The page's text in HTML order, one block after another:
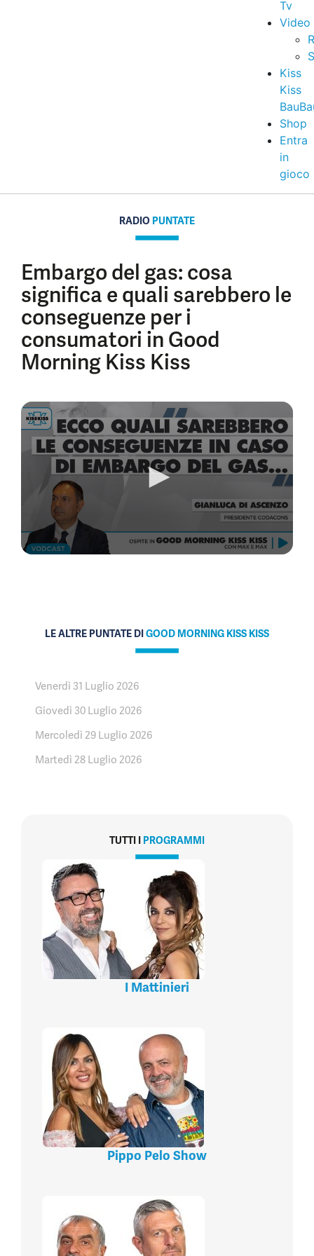
Tv
Video
Kiss
Kiss
Shop
Entra
in
gioco
RADIO PUNTATE
Embargo del gas: cosa
significa e quali sarebbero le
conseguenze per i
consumatori in Good
Morning Kiss Kiss
LE ALTRE PUNTATE DIGOOD MORNING KISS KISS
Venerdì 31 Luglio 2026
Giovedì 30 Luglio 2026
Mercoledì 29 Luglio 2026
Martedì 28 Luglio 2026
TUTTI I PROGRAMMI
I Mattinieri
Pippo Pelo Show